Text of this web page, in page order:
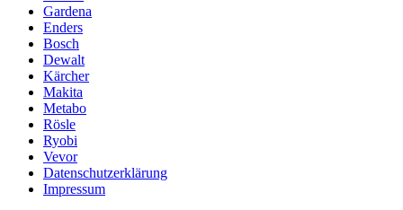
Gardena
Enders
Bosch
Dewalt
Kärcher
Makita
Metabo
Rösle
Ryobi
Vevor
Datenschutzerklärung
Impressum